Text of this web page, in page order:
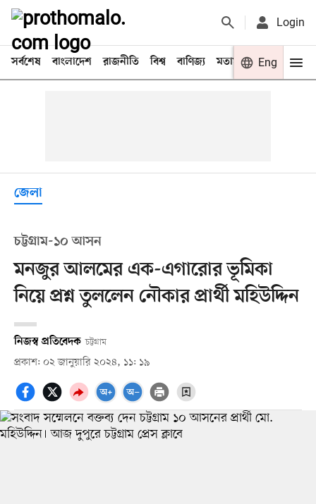
Login
সর্বশেষ বাংলাদেশ রাজনীতি বিশ্ব বাণিজ্য মতামত খেলা
Eng
জেলা
চট্টগ্রাম-১০ আসন
মনজুর আলমের এক-এগারোর ভূমিকা
নিয়ে প্রশ্ন তুললেন নৌকার প্রার্থী মহিউদ্দিন
নিজস্ব প্রতিবেদক চট্টগ্রাম
প্রকাশ: ০২ জানুয়ারি ২০২৪, ১১: ১৯